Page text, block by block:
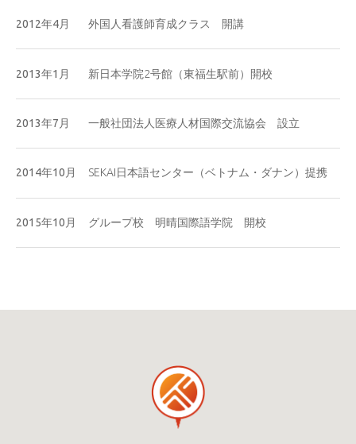
2012年4月 外国人看護師育成クラス 開講
2013年1月 新日本学院2号館（東福生駅前）開校
2013年7月 一般社団法人医療人材国際交流協会 設立
2014年10月 SEKAI日本語センター（ベトナム・ダナン）提携
2015年10月 グループ校 明晴国際語学院 開校